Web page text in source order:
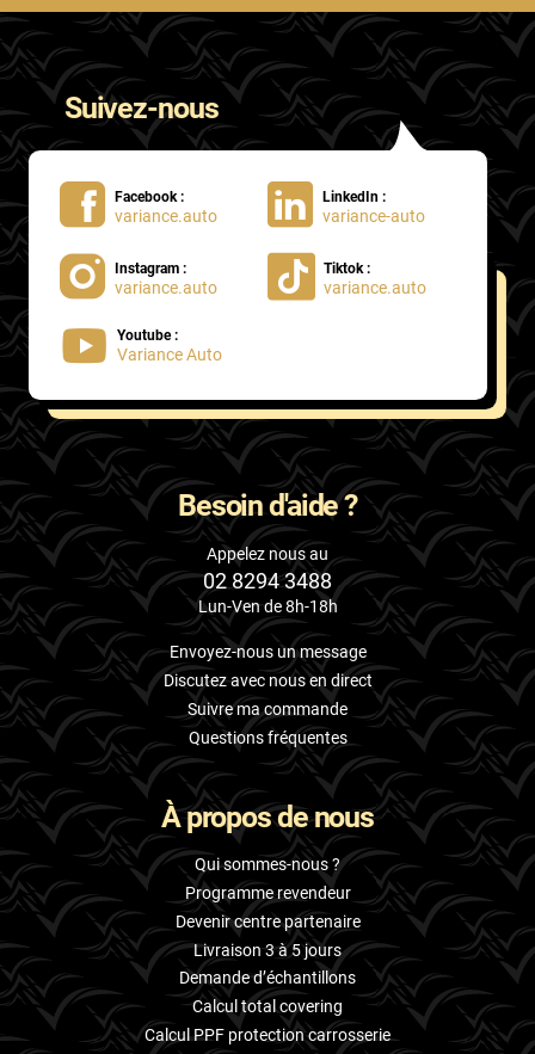
Suivez-nous
Facebook :
variance.auto
LinkedIn :
variance-auto
Instagram :
variance.auto
Tiktok :
variance.auto
Youtube :
Variance Auto
Besoin d'aide ?
Appelez nous au
02 8294 3488
Lun-Ven de 8h-18h
Envoyez-nous un message
Discutez avec nous en direct
Suivre ma commande
Questions fréquentes
À propos de nous
Qui sommes-nous ?
Programme revendeur
Devenir centre partenaire
Livraison 3 à 5 jours
Demande d’échantillons
Calcul total covering
Calcul PPF protection carrosserie